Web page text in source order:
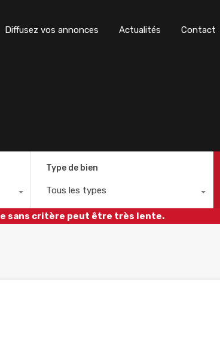
Diffusez vos annonces Actualités Contact
Type de bien
Tous les types
sans critère peut être très lente.